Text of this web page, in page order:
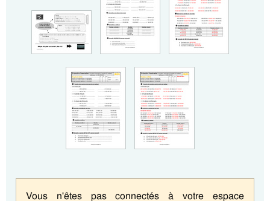
Vous n'êtes pas connectés à votre espace